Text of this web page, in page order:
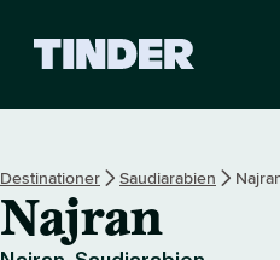
r
t
Destinationer Saudiarabien
Najran